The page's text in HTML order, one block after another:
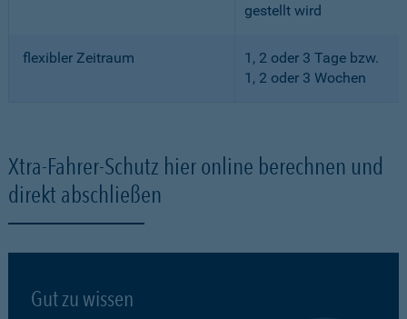
gestellt wird
flexibler Zeitraum
1, 2 oder 3 Tage bzw.
1, 2 oder 3 Wochen
Xtra-Fahrer-Schutz hier online berechnen und
direkt abschließen
Gut zu wissen